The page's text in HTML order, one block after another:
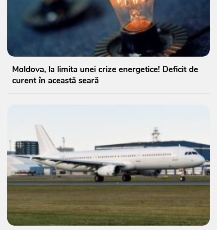
Moldova, la limita unei crize energetice! Deficit de
curent în această seară